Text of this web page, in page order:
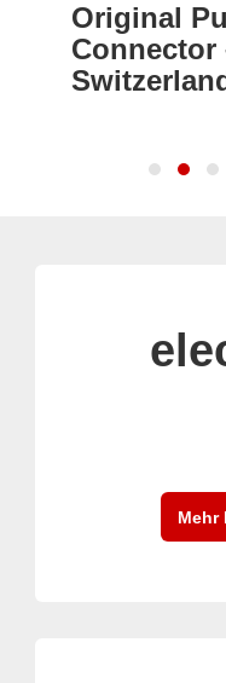
Original
Connector
Mehr